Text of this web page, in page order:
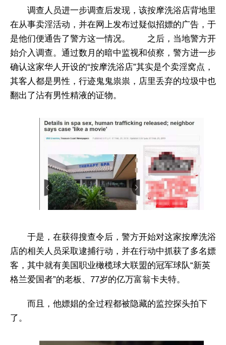
调查人员进一步调查后发现，该按摩洗浴店背地里
在从事卖淫活动，并在网上发布过疑似招嫖的广告，于
是他们便通告了警方这一情况。 之后，当地警方开
始介入调查。通过数月的暗中监视和侦察，警方进一步
确认这家华人开设的“按摩洗浴店”其实是个卖淫窝点，
其客人都是男性，行迹鬼鬼祟祟，店里丢弃的垃圾中也
翻出了沾有男性精液的证物。
于是，在获得搜查令后，警方开始对这家按摩洗浴
店的相关人员采取逮捕行动，并在行动中抓获了多名嫖
客，其中就有美国职业橄榄球大联盟的冠军球队“新英
格兰爱国者”的老板、77岁的亿万富翁卡夫特。
而且，他嫖娼的全过程都被隐藏的监控探头拍下
了。